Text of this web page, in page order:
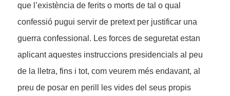
que l’existència de ferits o morts de tal o qual
confessió pugui servir de pretext per justificar una
guerra confessional. Les forces de seguretat estan
aplicant aquestes instruccions presidencials al peu
de la lletra, fins i tot, com veurem més endavant, al
preu de posar en perill les vides del seus propis